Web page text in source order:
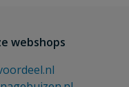
webshops